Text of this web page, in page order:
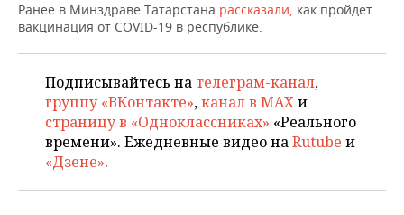
Ранее в Минздраве Татарстана рассказали, как пройдет
вакцинация от COVID-19 в республике.
Подписывайтесь на телеграм-канал,
группу «ВКонтакте»,канал в MAXи
страницу в «Одноклассниках» «Реального
времени». Ежедневные видео наRutube и
«Дзене».